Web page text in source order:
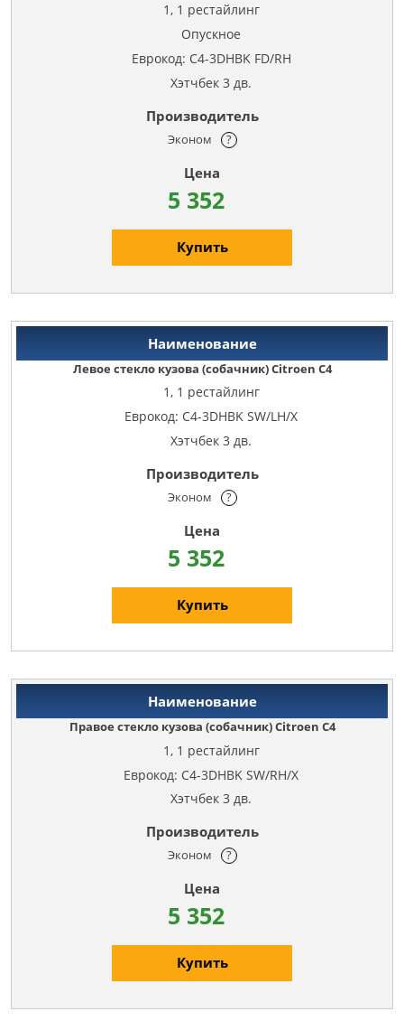
1, 1 рестайлинг
Опускное
Еврокод: C4-3DHBK FD/RH
Хэтчбек 3 дв.
Эконом ?
5 352
Купить
Левое стекло кузова (собачник) Citroen C4
1, 1 рестайлинг
Еврокод: C4-3DHBK SW/LH/X
Хэтчбек 3 дв.
Эконом ?
5 352
Купить
Правое стекло кузова (собачник) Citroen C4
1, 1 рестайлинг
Еврокод: C4-3DHBK SW/RH/X
Хэтчбек 3 дв.
Эконом ?
5 352
Купить